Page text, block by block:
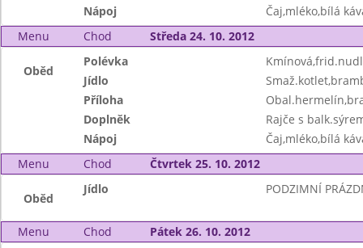
Nápoj
Čaj,mléko,bílá
Menu
Chod Středa 24. 10. 2012
Oběd
Polévka
Jídlo
Příloha
Doplněk
Rajče s
Nápoj
Čaj,mléko,bílá
Menu
Chod Čtvrtek 25. 10. 2012
Oběd
Jídlo PODZIMNÍ
Menu Chod Pátek 26. 10. 2012